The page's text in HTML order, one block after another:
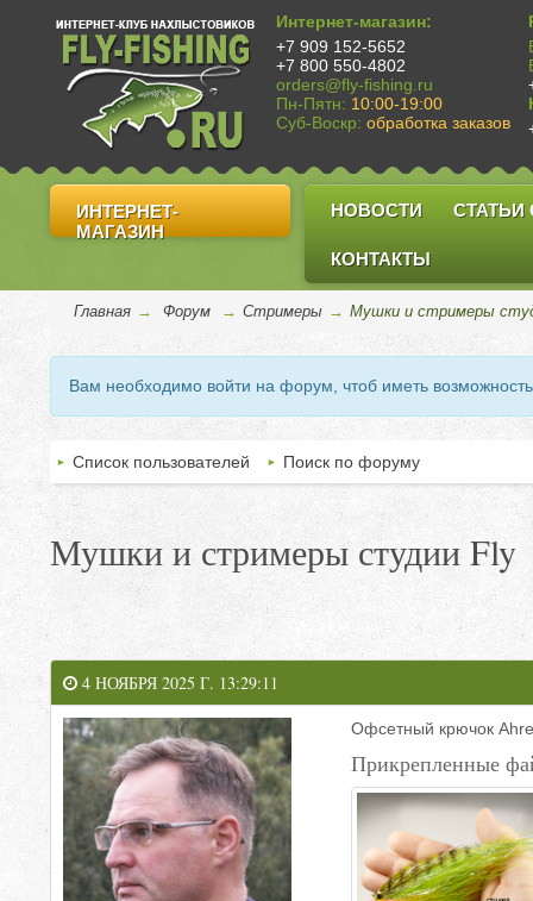
Интернет-магазин:
+7 909 152-5652
+7 800 550-4802
orders@fly-fishing.ru
Пн-Пятн: 10:00-19:00
Суб-Воскр: обработка заказов
ИНТЕРНЕТ-
МАГАЗИН
НОВОСТИ СТАТЬИ
КОНТАКТЫ
Главная → Форум → Стримеры → Мушки и стримеры
Вам необходимо войти на форум, чтоб иметь
Список пользователей Поиск по форуму
Мушки и стримеры студии Fly
4 НОЯБРЯ 2025 Г. 13:29:11
Офсетный крючок
Прикрепленные